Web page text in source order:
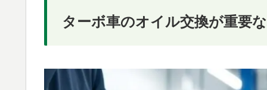
ターボ車のオイル交換が重要